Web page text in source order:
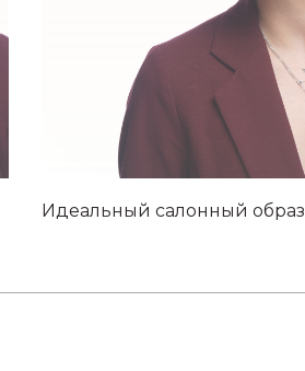
Идеальный салонный образ